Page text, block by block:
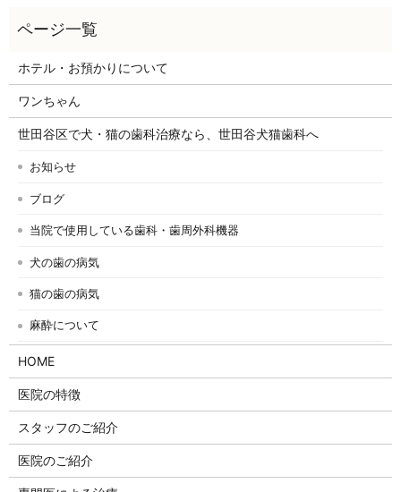
ホテル・お預かりについて
ワンちゃん
世田谷区で犬・猫の歯科治療なら、世田谷犬猫歯科へ
お知らせ
ブログ
当院で使用している歯科・歯周外科機器
犬の歯の病気
猫の歯の病気
麻酔について
HOME
医院の特徴
スタッフのご紹介
医院のご紹介